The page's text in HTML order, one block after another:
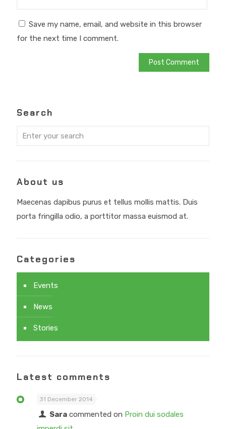
Save my name, email, and website in this browser
for the next time I comment.
Search
About us
Maecenas dapibus purus et tellus mollis mattis. Duis
porta fringilla odio, a porttitor massa euismod at.
Categories
Events
News
Stories
Latest comments
31 December 2014
Sara commented on Proin dui sodales